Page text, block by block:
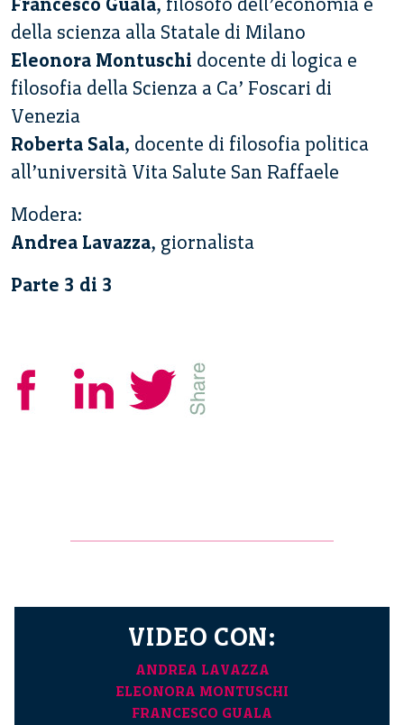
della scienza alla Statale di Milano
Eleonora Montuschi docente di logica e
filosofia della Scienza a Ca’ Foscari di
Venezia
Roberta Sala, docente di filosofia politica
all’università Vita Salute San Raffaele
Modera:
Andrea Lavazza, giornalista
Parte 3 di 3
VIDEO CON:
ANDREA LAVAZZA
ELEONORA MONTUSCHI
FRANCESCO GUALA